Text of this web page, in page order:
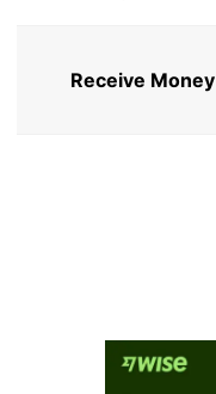
Receive Money